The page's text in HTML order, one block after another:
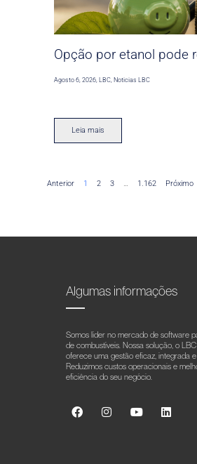
Opção por etanol pode
Agosto 6, 2026 ,LBC Noticias LBC
Leia mais
Anterior 1 2 3 … 1.162 Próximo
Algumas informações
Somos líder no mercado de software
de combustíveis. Nossa solução, o
oferece uma gestão eficaz, integrada e
Reduzimos custos operacionais e
eficiência do seu negócio.